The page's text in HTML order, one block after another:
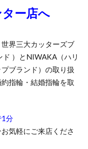
ー店へ
界三大カッターズブ
）とNIWAKA（ハリ
ブランド）の取り扱
指輪・結婚指輪を取
1分
気軽にご来店くださ